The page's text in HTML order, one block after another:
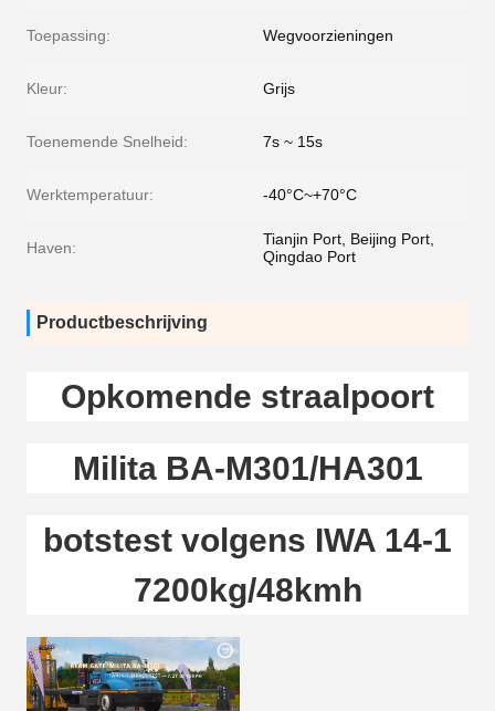
Toepassing: Wegvoorzieningen
Kleur: Grijs
Toenemende Snelheid: 7s ~ 15s
Werktemperatuur: -40°C~+70°C
Haven:
Tianjin Port, Beijing Port,
Qingdao Port
Productbeschrijving
Opkomende straalpoort
Milita BA-M301/HA301
botstest volgens IWA 14-1
7200kg/48kmh